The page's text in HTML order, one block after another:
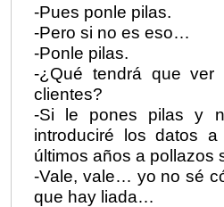
-Pues ponle pilas.
-Pero si no es eso…
-Ponle pilas.
-¿Qué tendrá que
clientes?
-Si le pones pilas y
introduciré los datos
últimos años a pollazos
-Vale, vale… yo no sé
que hay liada…